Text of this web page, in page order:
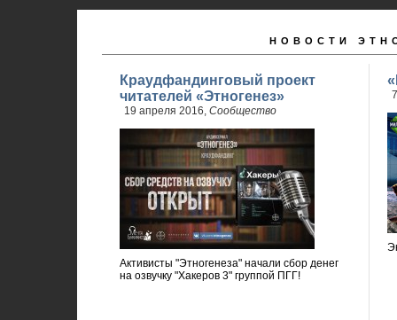
НОВОСТИ
Краудфандинговый проект
читателей «Этногенез»
19 апреля 2016, Сообщество
Активисты "Этногенеза" начали сбор денег
на озвучку "Хакеров 3" группой ПГГ!